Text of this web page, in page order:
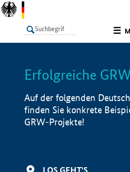
LISTE
Erfolgreiche
Auf der folgenden
finden Sie konkrete
GRW-Projekte!
LOS GEHT'S